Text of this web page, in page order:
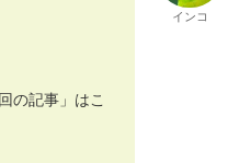
の記事」はこ
インコ